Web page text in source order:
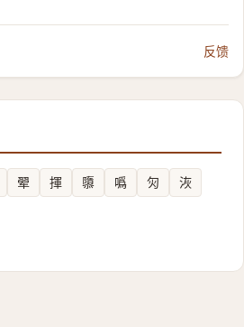
反馈
翚 揮 隳 噅 灳
洃